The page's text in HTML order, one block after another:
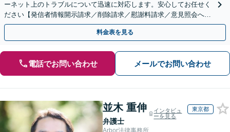
ーネット上のトラブルについて迅速に対応します。安心してお任せく
ださい【発信者情報開示請求／削除請求／慰謝料請求／意見照会への
対応】
料金表を見る
電話でお問い合わせ メールでお問い合わせ
並木 重伸
弁護士
インタビュ
ーを見る
東京都
Arbor法律事務所